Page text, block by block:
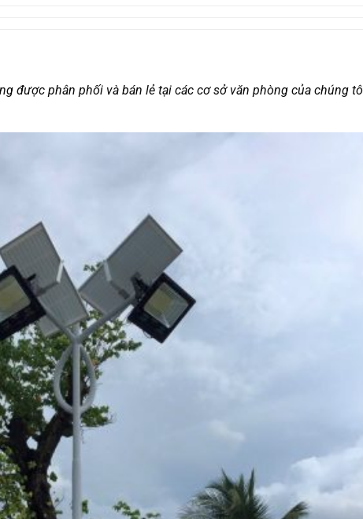
được phân phối và bán lẻ tại các cơ sở văn phòng của chúng